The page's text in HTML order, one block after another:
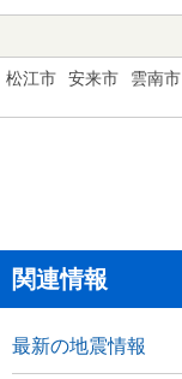
松江市 安来市 雲南市
関連情報
最新の地震情報